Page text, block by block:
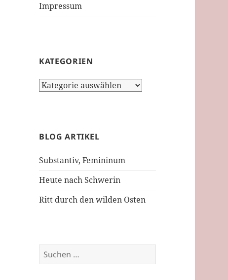
Impressum
KATEGORIEN
Kategorien
BLOG ARTIKEL
Substantiv, Femininum
Heute nach Schwerin
Ritt durch den wilden Osten
Suchen
nach: